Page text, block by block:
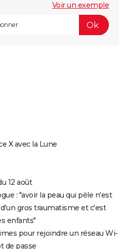
Voir un exemple
X avec la Lune
12 août
: "avoir la peau qui pèle n'est
gros traumatisme et c'est
enfants"
pour rejoindre un réseau Wi-
de passe